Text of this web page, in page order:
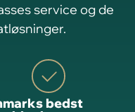
service og de
bedst